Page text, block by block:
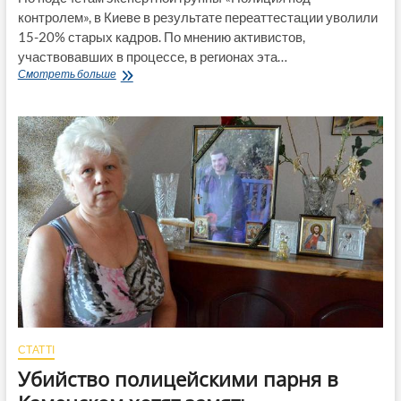
контролем», в Киеве в результате переаттестации уволили
15-20% старых кадров. По мнению активистов,
участвовавших в процессе, в регионах эта…
Смотреть большеЧто
«копах»
от
старых
«ментов»?
Почти
все
СТАТТІ
Убийство полицейскими парня в